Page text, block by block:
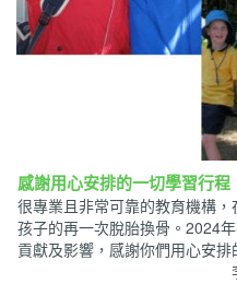
感謝用心安排的一切學習行程
很專業且非常可靠的教育機構
孩子的再一次脫胎換骨。2024
貢獻及影響，感謝你們用心安排
李爸